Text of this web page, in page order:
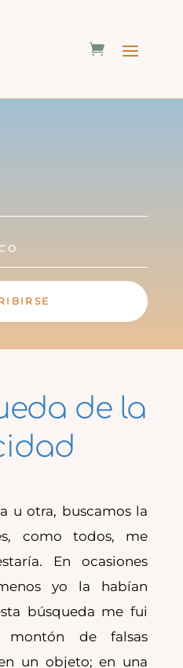
de la
u otra, buscamos la
como todos, me
En ocasiones
yo la habían
búsqueda me fui
de falsas
un objeto; en una